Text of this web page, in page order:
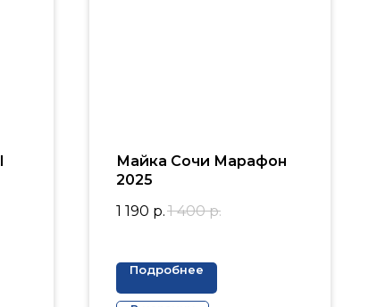
Майка Сочи Марафон
2025
1 190 р. 1 400 р.
Подробнее